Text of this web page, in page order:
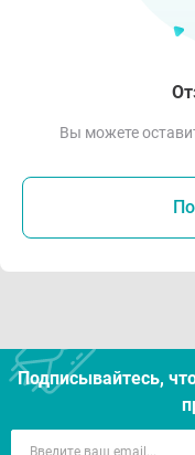
Вы можете
Подписывайтесь,